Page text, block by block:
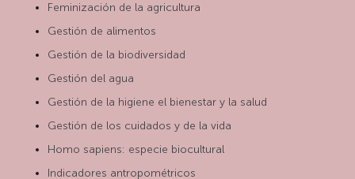
Feminización de la agricultura
Gestión de alimentos
Gestión de la biodiversidad
Gestión del agua
Gestión de la higiene el bienestar y la salud
Gestión de los cuidados y de la vida
Homo sapiens: especie biocultural
Indicadores antropométricos